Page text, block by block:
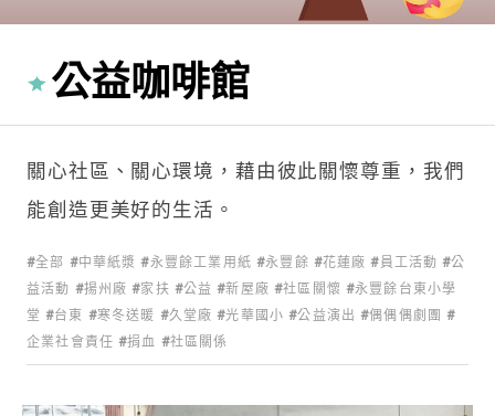
公益咖啡館
關心社區、關心環境，藉由彼此關懷尊重，我們
能創造更美好的生活。
全部 中華紙漿 永豐餘工業用紙 永豐餘 花蓮廠 員工活動
公
益活動
揚州廠 家扶 公益 新屋廠 社區關懷
永豐餘台東小學
堂
台東 寒冬送暖 久堂廠 光華國小 公益演出
偶偶偶劇團
企業社會責任
捐血 社區關係